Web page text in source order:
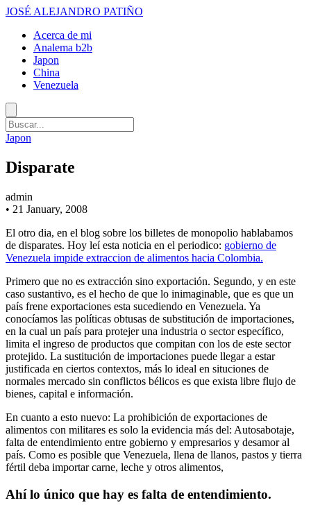
JOSÉ ALEJANDRO PATIÑO
Acerca de mi
Analema b2b
Japon
China
Venezuela
Japon
Disparate
admin
• 21 January, 2008
El otro dia, en el blog sobre los billetes de monopolio hablabamos
de disparates. Hoy leí esta noticia en el periodico: gobierno de
Venezuela impide extraccion de alimentos hacia Colombia.
Primero que no es extracción sino exportación. Segundo, y en este
caso sustantivo, es el hecho de que lo inimaginable, que es que un
país frene exportaciones esta sucediendo en Venezuela. Ya
conocíamos las políticas obtusas de substitución de importaciones,
en la cual un país para protejer una industria o sector específico,
limita el ingreso de productos que compitan con los de este sector
protejido. La sustitución de importaciones puede llegar a estar
justificada en ciertos contextos, más lo ideal en situciones de
normales mercado sin conflictos bélicos es que exista libre flujo de
bienes, capital e información.
En cuanto a esto nuevo: La prohibición de exportaciones de
alimentos con militares es solo la evidencia más del: Autosabotaje,
falta de entendimiento entre gobierno y empresarios y desamor al
país. Como es posible que Venezuela, llena de llanos, pastos y tierra
fértil deba importar carne, leche y otros alimentos,
Ahí lo único que hay es falta de entendimiento.